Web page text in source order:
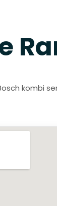
kombi